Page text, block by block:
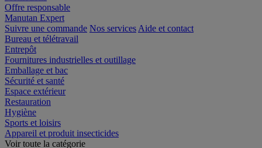
Promotions
Offre responsable
Manutan Expert
Suivre une commande
Bureau et télétravail
Entrepôt
Fournitures industrielles et outillage
Emballage et bac
Sécurité et santé
Espace extérieur
Restauration
Hygiène
Sports et loisirs
Appareil et produit insecticides